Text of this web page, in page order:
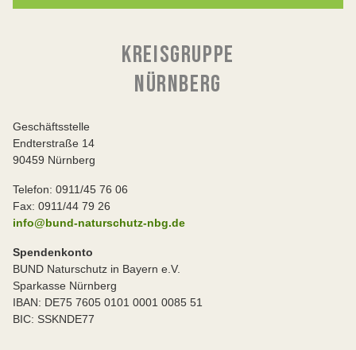
KREISGRUPPE
NÜRNBERG
Geschäftsstelle
Endterstraße 14
90459 Nürnberg
Telefon: 0911/45 76 06
Fax: 0911/44 79 26
info@bund-naturschutz-nbg.de
Spendenkonto
BUND Naturschutz in Bayern e.V.
Sparkasse Nürnberg
IBAN: DE75 7605 0101 0001 0085 51
BIC: SSKNDE77